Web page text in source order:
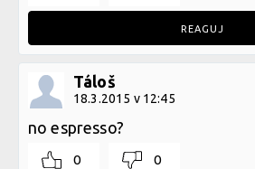
REAGUJ
Táloš
18.3.2015 v 12:45
no espresso?
0 0